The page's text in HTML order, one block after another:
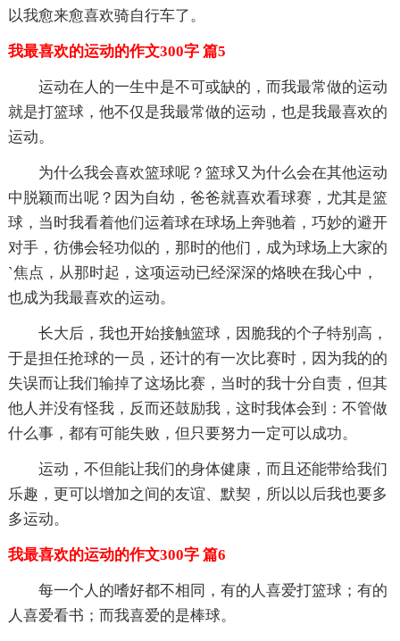
以我愈来愈喜欢骑自行车了。
我最喜欢的运动的作文300字 篇5
运动在人的一生中是不可或缺的，而我最常做的运动
就是打篮球，他不仅是我最常做的运动，也是我最喜欢的
运动。
为什么我会喜欢篮球呢？篮球又为什么会在其他运动
中脱颖而出呢？因为自幼，爸爸就喜欢看球赛，尤其是篮
球，当时我看着他们运着球在球场上奔驰着，巧妙的避开
对手，彷佛会轻功似的，那时的他们，成为球场上大家的
`焦点，从那时起，这项运动已经深深的烙映在我心中，
也成为我最喜欢的运动。
长大后，我也开始接触篮球，因脆我的个子特别高，
于是担任抢球的一员，还计的有一次比赛时，因为我的的
失误而让我们输掉了这场比赛，当时的我十分自责，但其
他人并没有怪我，反而还鼓励我，这时我体会到：不管做
什么事，都有可能失败，但只要努力一定可以成功。
运动，不但能让我们的身体健康，而且还能带给我们
乐趣，更可以增加之间的友谊、默契，所以以后我也要多
多运动。
我最喜欢的运动的作文300字 篇6
每一个人的嗜好都不相同，有的人喜爱打篮球；有的
人喜爱看书；而我喜爱的是棒球。